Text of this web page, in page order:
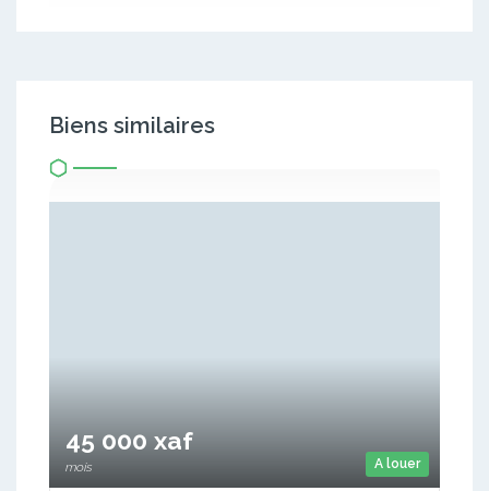
Biens similaires
A louer
45 000 xaf
mois